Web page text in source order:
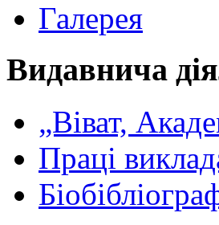
Галерея
Видавнича
„Віват,
Праці